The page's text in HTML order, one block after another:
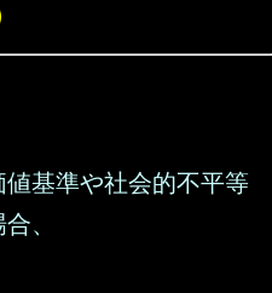
基準や社会的不平等
、